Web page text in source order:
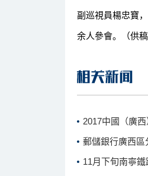
副巡視員楊忠寶
余人參會。（供
2017中國（廣
郵儲銀行廣西
11月下旬南寧